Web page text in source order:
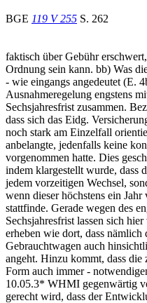
BGE 119 V 255 S. 262
faktisch über Gebühr
Ordnung sein kann. bb) Was
- wie eingangs angedeutet (E.
Ausnahmeregelung engstens
Sechsjahresfrist zusammen.
dass sich das Eidg.
noch stark am Einzelfall
anbelangte, jedenfalls keine
vorgenommen hatte. Dies
indem klargestellt wurde, dass
jedem vorzeitigen Wechsel,
wenn dieser höchstens ein
stattfinde. Gerade wegen des
Sechsjahresfrist lassen sich
erheben wie dort, dass
Gebrauchtwagen auch
angeht. Hinzu kommt, dass
Form auch immer -
10.05.3* WHMI gegenwärtig
gerecht wird, dass der